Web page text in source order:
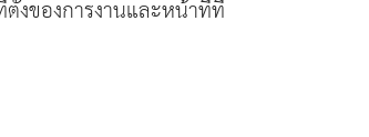
งของการงานและหน้าที่ที่